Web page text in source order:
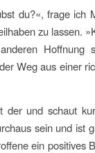
du?«, frage ich
zu lassen.
Hoffnung
Weg aus einer
der und schaut
sein und ist
ein positives